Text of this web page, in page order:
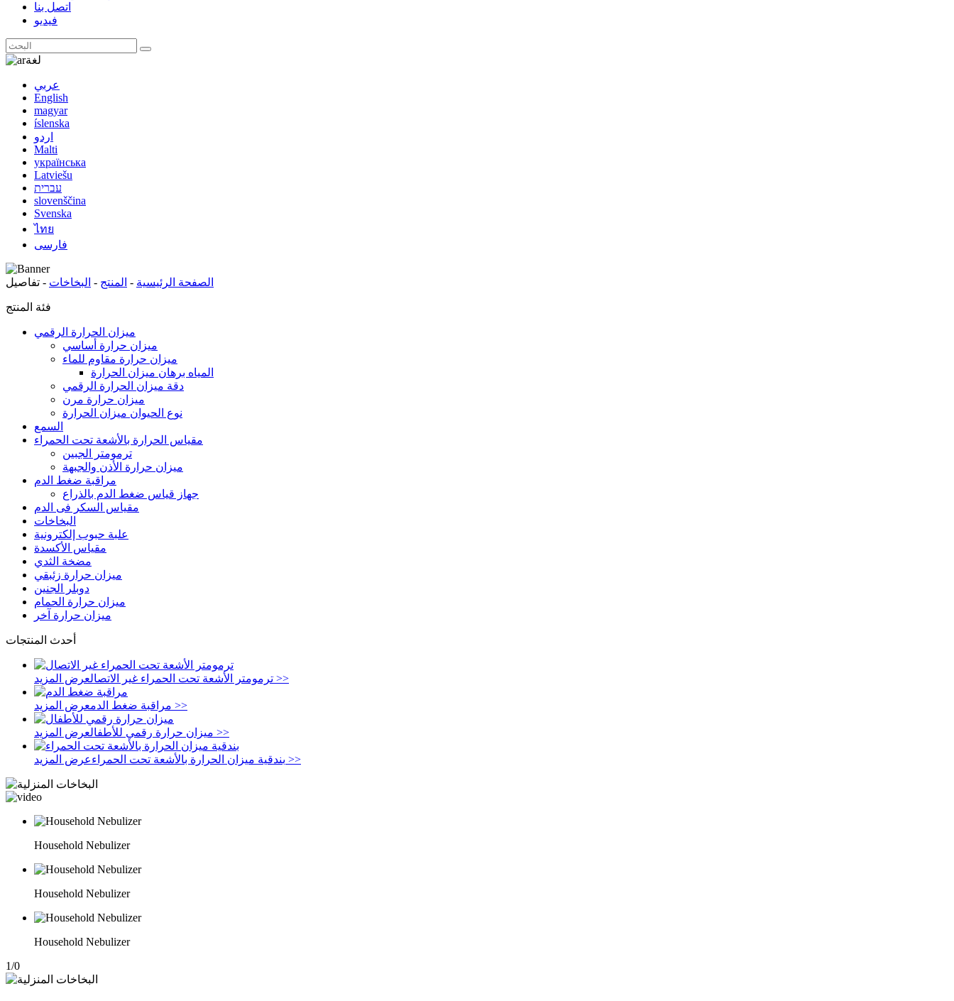
اتصل بنا
فيديو
لغة
عربي
English
magyar
íslenska
اردو
Malti
українська
Latviešu
עברית
slovenščina
Svenska
ไทย
فارسی
الصفحة الرئيسية - المنتج - البخاخات - تفاصيل
فئة المنتج
ميزان الحرارة الرقمي
ميزان حرارة أساسي
ميزان حرارة مقاوم للماء
المياه برهان ميزان الحرارة
دقة ميزان الحرارة الرقمي
ميزان حرارة مرن
نوع الحيوان ميزان الحرارة
السمع
مقياس الحرارة بالأشعة تحت الحمراء
ترمومتر الجبين
ميزان حرارة الأذن والجبهة
مراقبة ضغط الدم
جهاز قياس ضغط الدم بالذراع
مقياس السكر فى الدم
البخاخات
علبة حبوب إلكترونية
مقياس الأكسدة
مضخة الثدي
ميزان حرارة زئبقي
دوبلر الجنين
ميزان حرارة الحمام
ميزان حرارة آخر
أحدث المنتجات
ترمومتر الأشعة تحت الحمراء غير الاتصال عرض المزيد >>
مراقبة ضغط الدم عرض المزيد >>
ميزان حرارة رقمي للأطفال عرض المزيد >>
بندقية ميزان الحرارة بالأشعة تحت الحمراء عرض المزيد >>
Household Nebulizer
Household Nebulizer
Household Nebulizer
1/0